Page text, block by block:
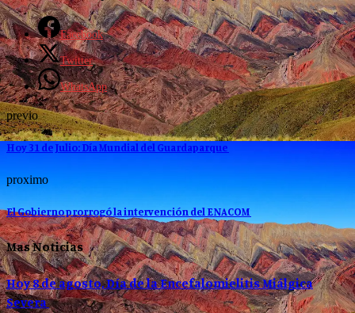
Facebook
Twitter
WhatsApp
previo
Hoy 31 de Julio: Día Mundial del Guardaparque
proximo
El Gobierno prorrogó la intervención del ENACOM
Mas Noticias
Hoy 8 de agosto, Día de la Encefalomielitis Miálgica
Severa